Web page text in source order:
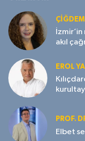
akıl
EROL
PROF.
Elbet